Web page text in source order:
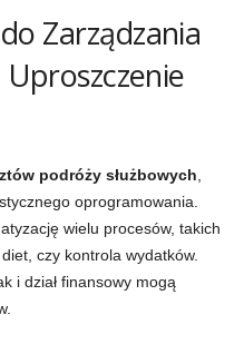
Zarządzania
podróży służbowych
oprogramowania.
wielu procesów, takich
czy kontrola wydatków.
i dział finansowy mogą